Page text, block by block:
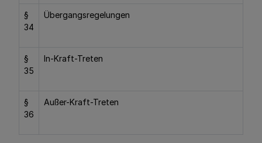
§
34
Übergangsregelungen
§
35
In-Kraft-Treten
§
36
Außer-Kraft-Treten